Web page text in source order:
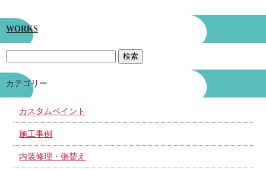
WORKS
カテゴリー
カスタムペイント
施工事例
内装修理・張替え